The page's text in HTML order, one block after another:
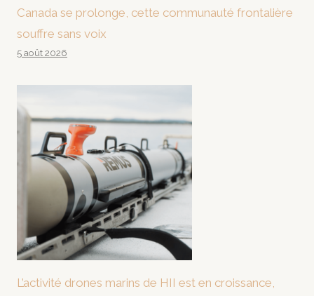
Canada se prolonge, cette communauté frontalière
souffre sans voix
5 août 2026
L’activité drones marins de HII est en croissance,